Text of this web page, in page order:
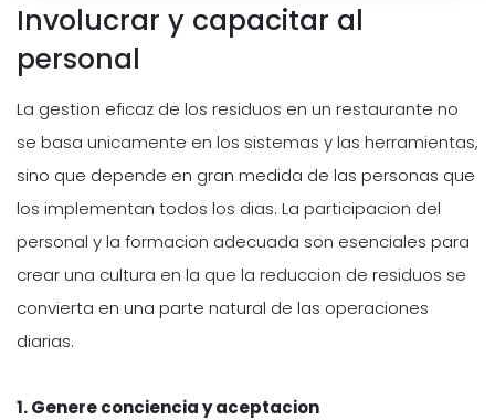
Involucrar y capacitar al
personal
La gestion eficaz de los residuos en un restaurante no
se basa unicamente en los sistemas y las herramientas,
sino que depende en gran medida de las personas que
los implementan todos los dias. La participacion del
personal y la formacion adecuada son esenciales para
crear una cultura en la que la reduccion de residuos se
convierta en una parte natural de las operaciones
diarias.
1. Genere conciencia y aceptacion